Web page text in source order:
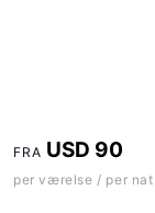
FRA USD 90
per værelse / per nat